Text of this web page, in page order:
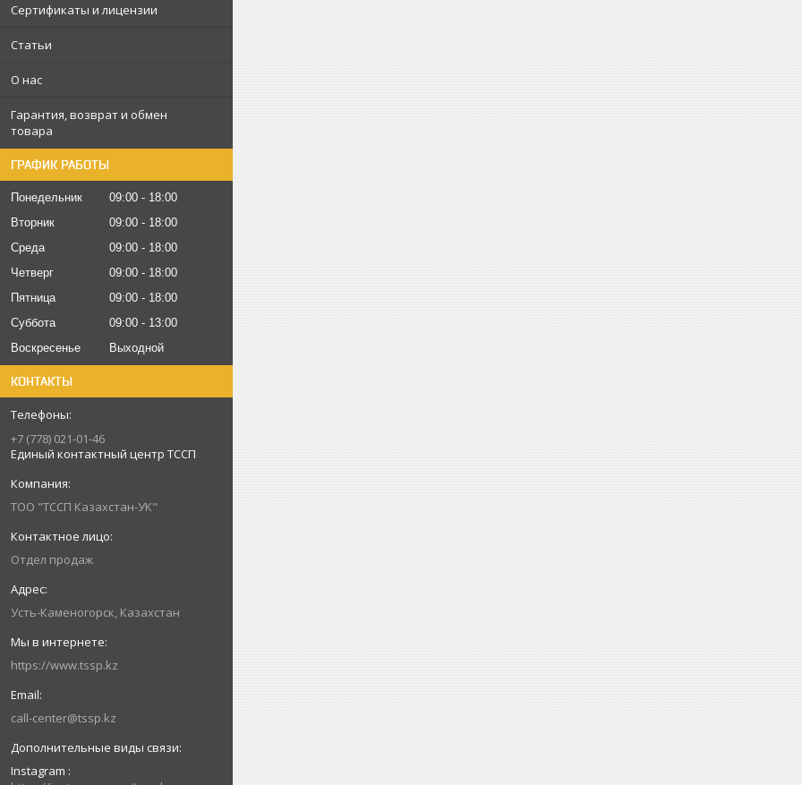
Сертификаты и лицензии
Статьи
О нас
Гарантия, возврат и обмен
товара
ГРАФИК РАБОТЫ
Понедельник 09:00
18:00
Вторник
09:00
18:00
Среда
09:00
18:00
Четверг
09:00
18:00
Пятница
09:00
18:00
Суббота
09:00
13:00
Воскресенье
Выходной
КОНТАКТЫ
+7 (778) 021-01-46
Единый контактный центр ТССП
ТОО "ТССП Казахстан-УК"
Отдел продаж
Усть-Каменогорск, Казахстан
https://www.tssp.kz
call-center@tssp.kz
Instagram